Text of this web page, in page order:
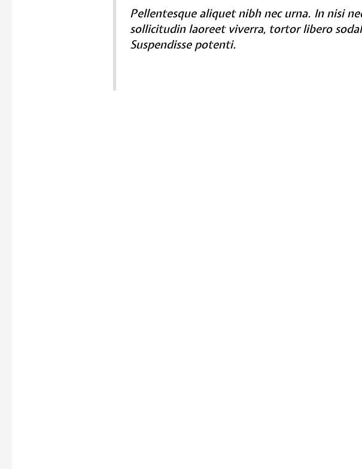
Pellentesque aliquet nibh nec urna. In nisi
sollicitudin laoreet viverra, tortor libero
Suspendisse potenti.